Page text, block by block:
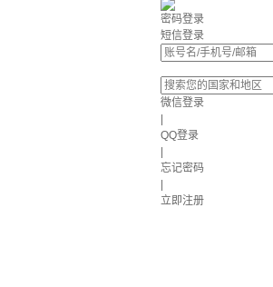
密码登录
短信登录
微信登录
QQ登录
忘记密码
立即注册